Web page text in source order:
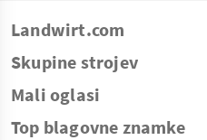
Landwirt.com
Skupine strojev
Mali oglasi
Top blagovne znamke